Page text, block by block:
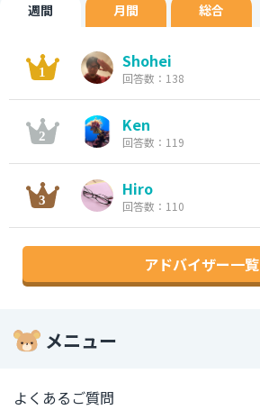
週間 月間 総合
Shohei
回答数：138
Ken
回答数：119
Hiro
回答数：110
アドバイザー一覧
メニュー
よくあるご質問